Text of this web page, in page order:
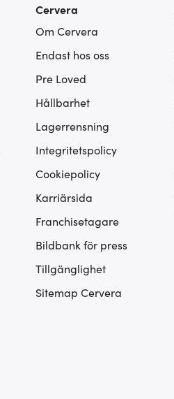
Cervera
Om Cervera
Endast hos oss
Pre Loved
Hållbarhet
Lagerrensning
Integritetspolicy
Cookiepolicy
Karriärsida
Franchisetagare
Bildbank för press
Tillgänglighet
Sitemap Cervera